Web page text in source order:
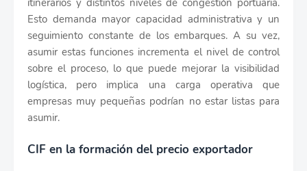
itinerarios y distintos niveles de congestión portuaria.
Esto demanda mayor capacidad administrativa y un
seguimiento constante de los embarques. A su vez,
asumir estas funciones incrementa el nivel de control
sobre el proceso, lo que puede mejorar la visibilidad
logística, pero implica una carga operativa que
empresas muy pequeñas podrían no estar listas para
asumir.
CIF en la formación del precio exportador